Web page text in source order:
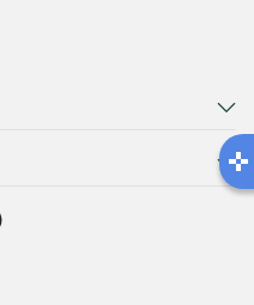
Latem łatwiej o infekcję